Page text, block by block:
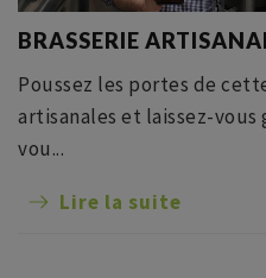
BRASSERIE
Poussez les portes de
artisanales et laissez-
vou...
Lire la suite